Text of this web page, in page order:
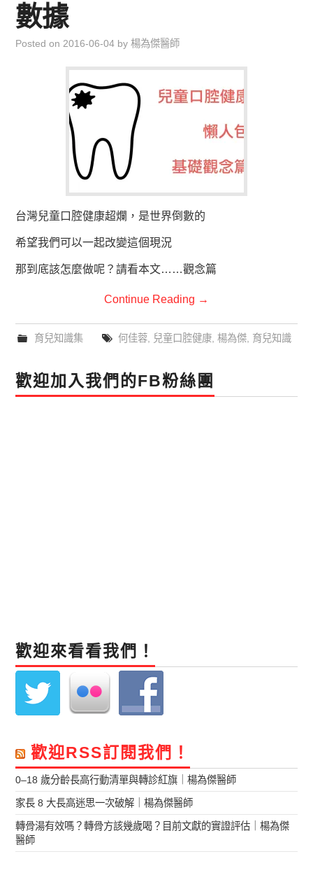
數據
Posted on 2016-06-04 by楊為傑醫師
台灣兒童口腔健康超爛，是世界倒數的
希望我們可以一起改變這個現況
那到底該怎麼做呢？請看本文……觀念篇
Continue Reading →
育兒知識集 何佳蓉, 兒童口腔健康, 楊為傑, 育兒知識
歡迎加入我們的FB粉絲團
歡迎來看看我們！
歡迎RSS訂閱我們！
0–18 歲分齡長高行動清單與轉診紅旗｜楊為傑醫師
家長 8 大長高迷思一次破解｜楊為傑醫師
轉骨湯有效嗎？轉骨方該幾歲喝？目前文獻的實證評估｜楊為傑
醫師